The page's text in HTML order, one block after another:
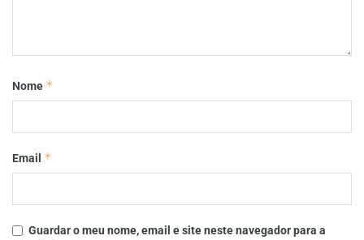
Nome *
Email *
Guardar o meu nome, email e site neste navegador para a